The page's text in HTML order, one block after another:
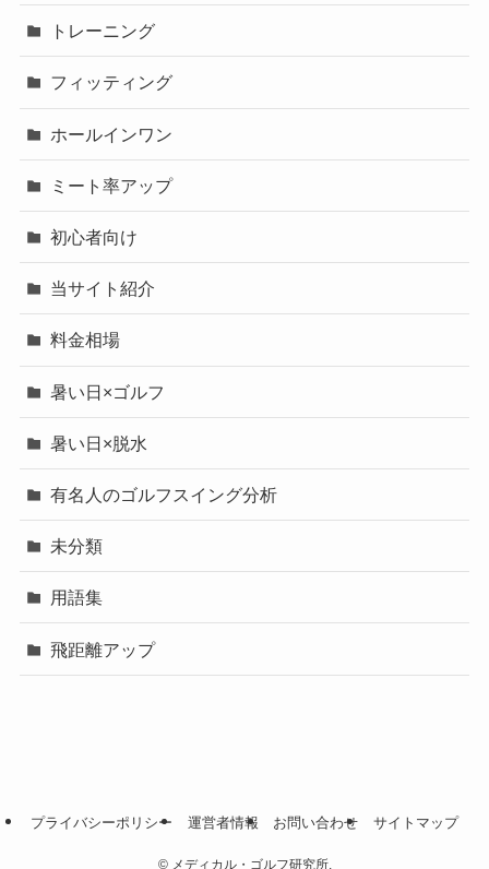
トレーニング
フィッティング
ホールインワン
ミート率アップ
初心者向け
当サイト紹介
料金相場
暑い日×ゴルフ
暑い日×脱水
有名人のゴルフスイング分析
未分類
用語集
飛距離アップ
プライバシーポリシー 運営者情報 お問い合わせ サイトマップ
©メディカル・ゴルフ研究所.